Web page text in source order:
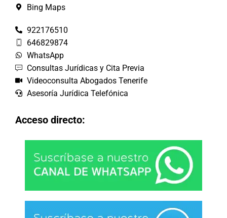
Bing Maps
922176510
646829874
WhatsApp
Consultas Jurídicas y Cita Previa
Videoconsulta Abogados Tenerife
Asesoría Jurídica Telefónica
Acceso directo: